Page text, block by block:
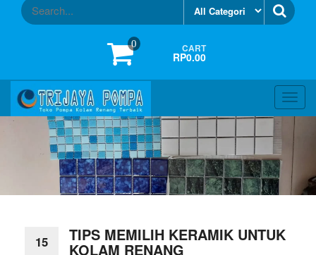
0 CART
RP0.00
15 TIPS MEMILIH KERAMIK UNTUK
KOLAM RENANG